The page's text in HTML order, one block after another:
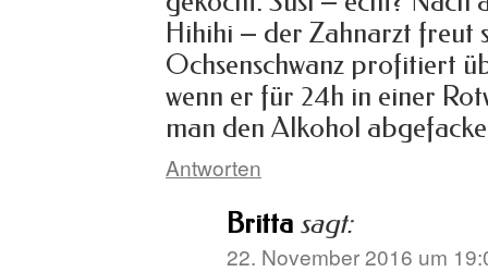
Hihihi – der Zahnarzt freut
Ochsenschwanz profitiert
wenn er für 24h in einer
man den Alkohol
Antworten
Britta sagt:
22. November 2016 um